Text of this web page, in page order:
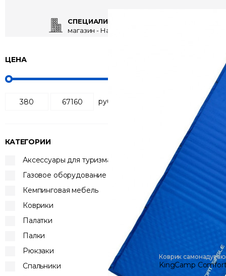
СПЕЦИАЛИЗИРОВАННЫЙ
магазин - Нам 15 лет!
ЦЕНА
руб
КАТЕГОРИИ
Аксессуары для туризма
Газовое оборудование
Кемпинговая мебель
Коврики
Палатки
Палки
Рюкзаки
Спальники
по
Коврик
KingCamp